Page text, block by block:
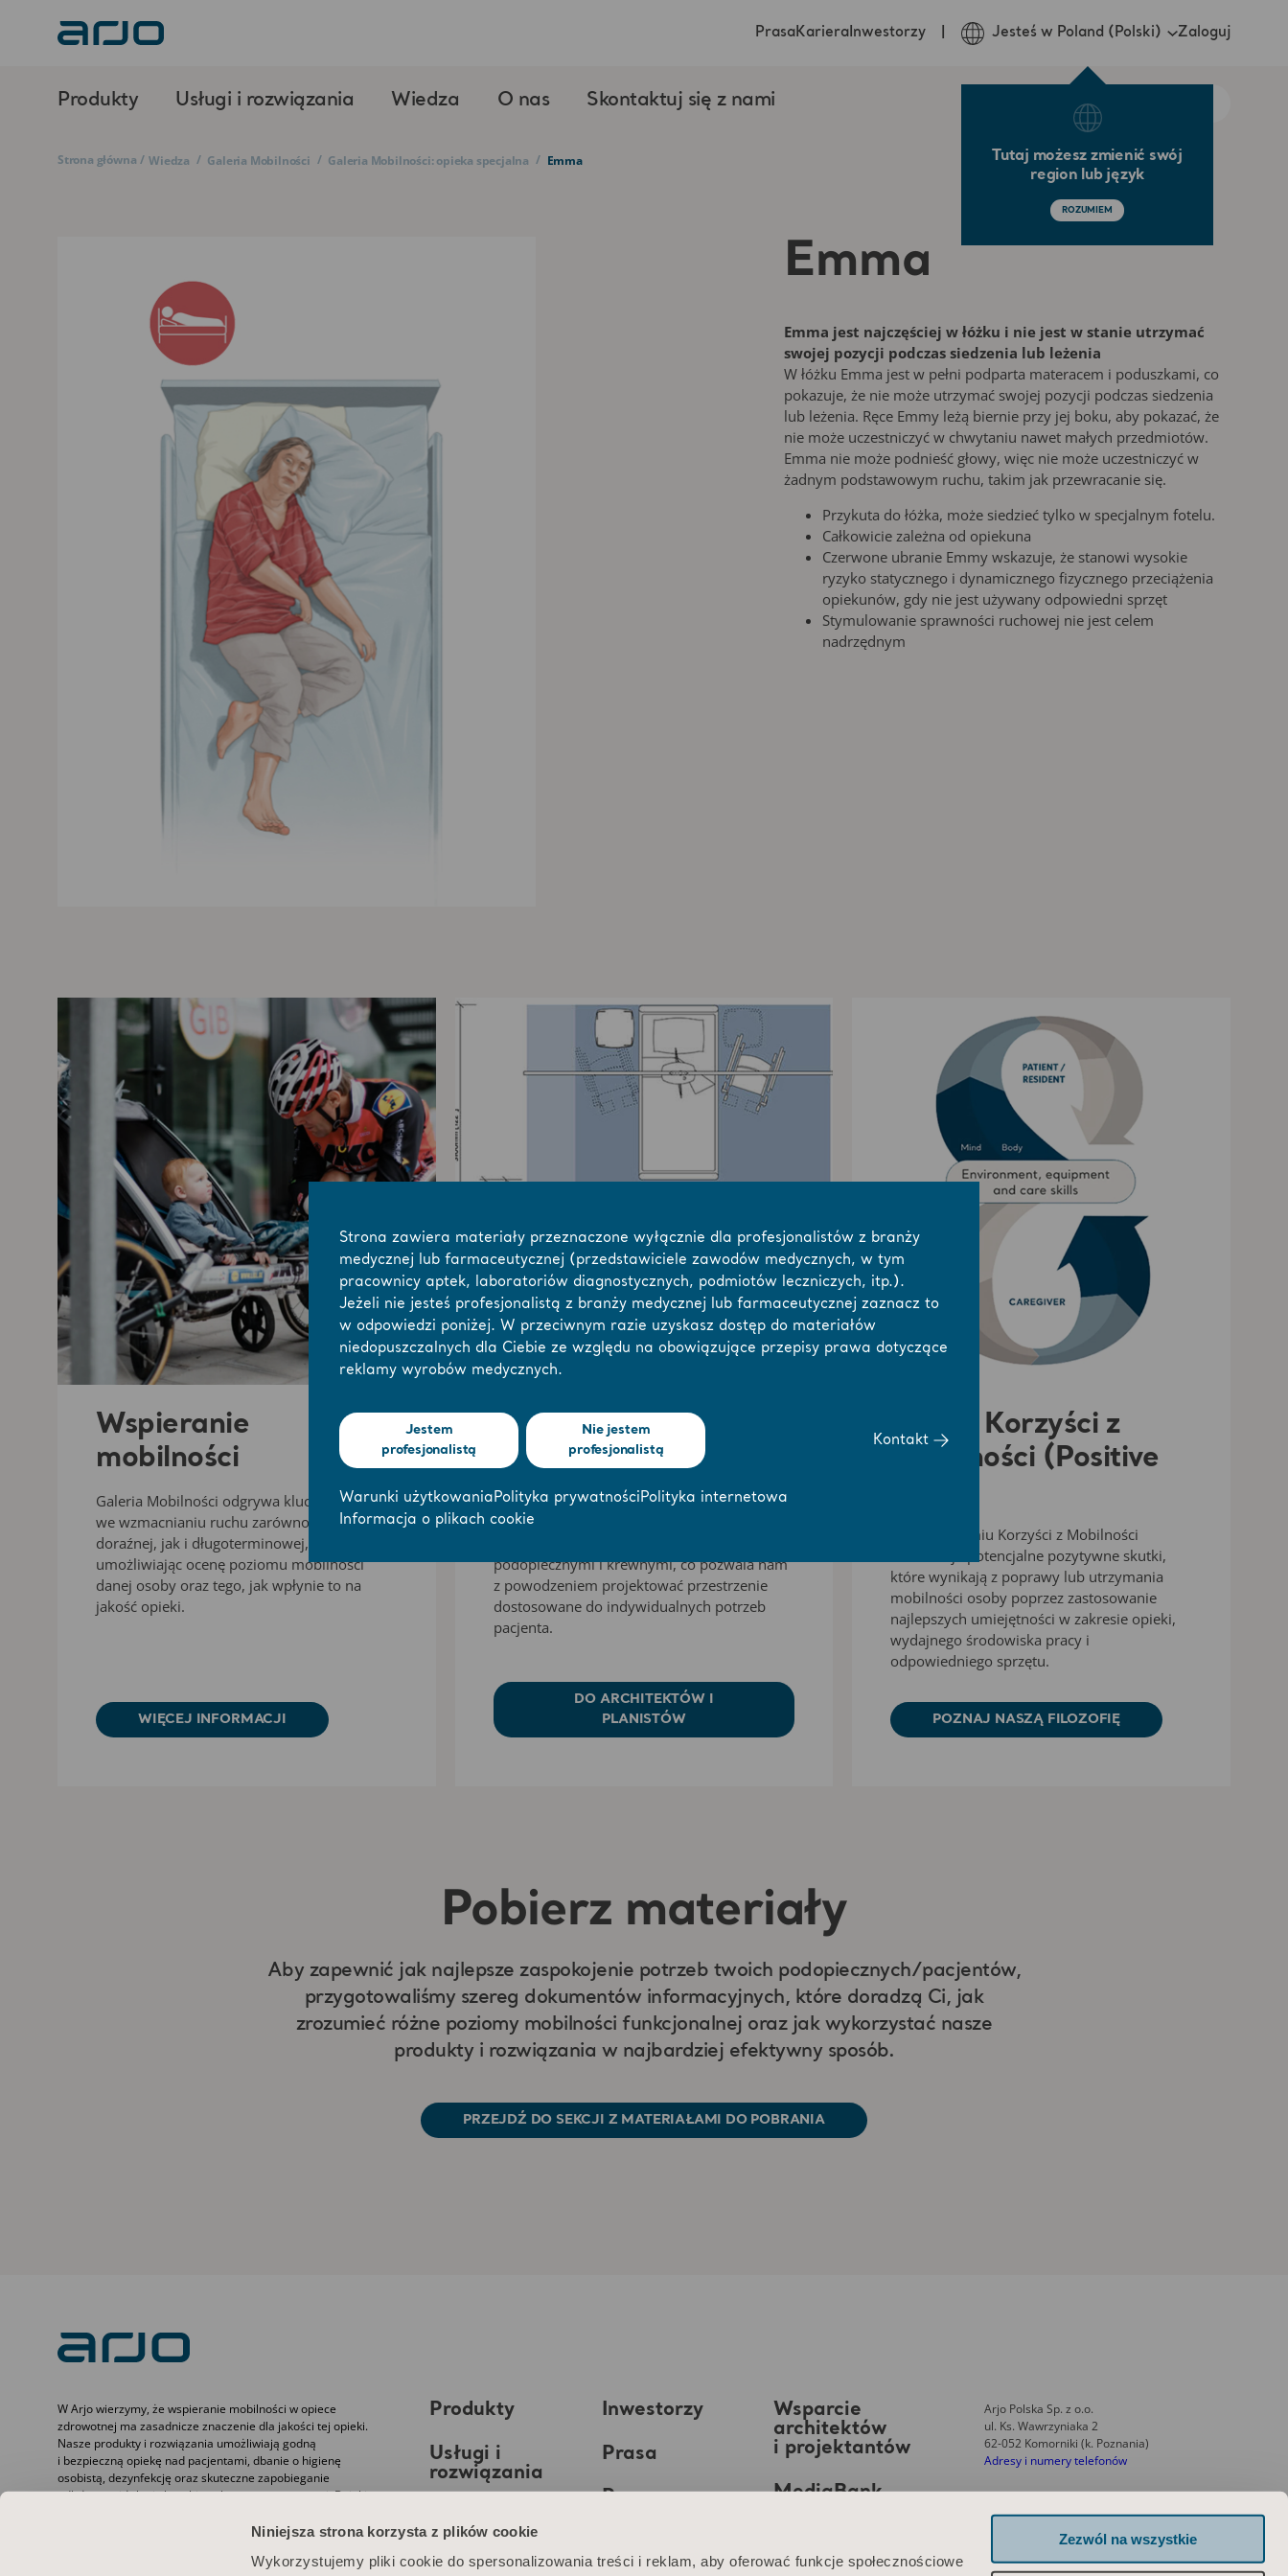
Niniejsza strona korzysta z plików cookie
Wykorzystujemy pliki cookie do spersonalizowania treści i reklam, aby oferować funkcje społecznościowe
Zezwól na wszystkie
Produkty Usługi i rozwiązania Wiedza O nas Skontaktuj się z nami
PrasaKarieraInwestorzy Jesteś w Poland (Polski)
Tutaj możesz zmienić swój
region lub język
ROZUMIEM
Zaloguj
Strona główna / Wiedza / Galeria Mobilności / Galeria Mobilności: opieka specjalna / Emma
Emma
Emma jest najczęściej w łóżku i nie jest w stanie utrzymać
swojej pozycji podczas siedzenia lub leżenia
W łóżku Emma jest w pełni podparta materacem i poduszkami, co
pokazuje, że nie może utrzymać swojej pozycji podczas siedzenia
lub leżenia. Ręce Emmy leżą biernie przy jej boku, aby pokazać, że
nie może uczestniczyć w chwytaniu nawet małych przedmiotów.
Emma nie może podnieść głowy, więc nie może uczestniczyć w
żadnym podstawowym ruchu, takim jak przewracanie się.
Przykuta do łóżka, może siedzieć tylko w specjalnym fotelu.
Całkowicie zależna od opiekuna
Czerwone ubranie Emmy wskazuje, że stanowi wysokie
ryzyko statycznego i dynamicznego fizycznego przeciążenia
opiekunów, gdy nie jest używany odpowiedni sprzęt
Stymulowanie sprawności ruchowej nie jest celem
nadrzędnym
Wspieranie
mobilności
Galeria Mobilności odgrywa kluczową rolę
we wzmacnianiu ruchu zarówno w opiece
doraźnej, jak i długoterminowej,
umożliwiając ocenę poziomu mobilności
danej osoby oraz tego, jak wpłynie to na
jakość opieki.
WIĘCEJ INFORMACJI
Projektowanie dla
Emmy
Arjo ściśle współpracuje z architektami,
kierownikami domów opieki, ekspertami ds.
podopiecznymi i krewnymi, co pozwala nam
z powodzeniem projektować przestrzenie
dostosowane do indywidualnych potrzeb
pacjenta.
DO ARCHITEKTÓW I
PLANISTÓW
Osiem Korzyści z
Mobilności (Positive
Filozofia Ośmiu Korzyści z Mobilności
wizualizuje potencjalne pozytywne skutki,
które wynikają z poprawy lub utrzymania
mobilności osoby poprzez zastosowanie
najlepszych umiejętności w zakresie opieki,
wydajnego środowiska pracy i
odpowiedniego sprzętu.
POZNAJ NASZĄ FILOZOFIĘ
Pobierz materiały
Aby zapewnić jak najlepsze zaspokojenie potrzeb twoich podopiecznych/pacjentów,
przygotowaliśmy szereg dokumentów informacyjnych, które doradzą Ci, jak
zrozumieć różne poziomy mobilności funkcjonalnej oraz jak wykorzystać nasze
produkty i rozwiązania w najbardziej efektywny sposób.
PRZEJDŹ DO SEKCJI Z MATERIAŁAMI DO POBRANIA
W Arjo wierzymy, że wspieranie mobilności w opiece
zdrowotnej ma zasadnicze znaczenie dla jakości tej opieki.
Nasze produkty i rozwiązania umożliwiają godną
i bezpieczną opiekę nad pacjentami, dbanie o higienę
osobistą, dezynfekcję oraz skuteczne zapobieganie
odleżynom i żylnej chorobie zakrzepowo-zatorowej. Dzięki
letniemu doświadczeniu w realizowaniu potrzeb pacjentów
wyników w pracy z osobami o ograniczonej sprawności
Produkty
Usługi i
rozwiązania
O nas
Inwestorzy
Prasa
Praca
Wsparcie
architektów
i projektantów
MediaBank
Arjo Polska Sp. z o.o.
ul. Ks. Wawrzyniaka 2
62-052 Komorniki (k. Poznania)
Adresy i numery telefonów
Strona zawiera materiały przeznaczone wyłącznie dla profesjonalistów z branży
medycznej lub farmaceutycznej (przedstawiciele zawodów medycznych, w tym
pracownicy aptek, laboratoriów diagnostycznych, podmiotów leczniczych, itp.).
Jeżeli nie jesteś profesjonalistą z branży medycznej lub farmaceutycznej zaznacz to
w odpowiedzi poniżej. W przeciwnym razie uzyskasz dostęp do materiałów
niedopuszczalnych dla Ciebie ze względu na obowiązujące przepisy prawa dotyczące
reklamy wyrobów medycznych.
Jestem
profesjonalistą
Nie jestem
profesjonalistą
Kontakt
Warunki użytkowania Polityka prywatności Polityka internetowa
Informacja o plikach cookie